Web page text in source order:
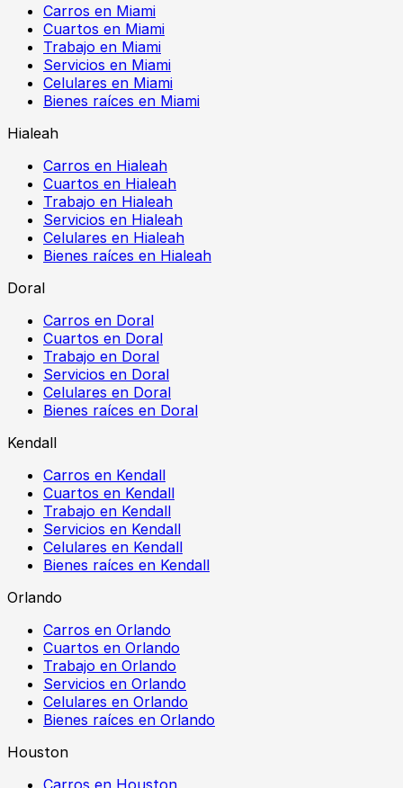
Carros en Miami
Cuartos en Miami
Trabajo en Miami
Servicios en Miami
Celulares en Miami
Bienes raíces en Miami
Hialeah
Carros en Hialeah
Cuartos en Hialeah
Trabajo en Hialeah
Servicios en Hialeah
Celulares en Hialeah
Bienes raíces en Hialeah
Doral
Carros en Doral
Cuartos en Doral
Trabajo en Doral
Servicios en Doral
Celulares en Doral
Bienes raíces en Doral
Kendall
Carros en Kendall
Cuartos en Kendall
Trabajo en Kendall
Servicios en Kendall
Celulares en Kendall
Bienes raíces en Kendall
Orlando
Carros en Orlando
Cuartos en Orlando
Trabajo en Orlando
Servicios en Orlando
Celulares en Orlando
Bienes raíces en Orlando
Houston
Carros en Houston